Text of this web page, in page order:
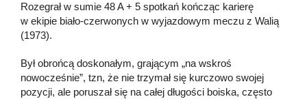
Rozegrał w sumie 48 A + 5 spotkań kończąc karierę
w ekipie biało-czerwonych w wyjazdowym meczu z Walią
(1973).
Był obrońcą doskonałym, grającym „na wskroś
nowocześnie”, tzn, że nie trzymał się kurczowo swojej
pozycji, ale poruszał się na całej długości boiska, często